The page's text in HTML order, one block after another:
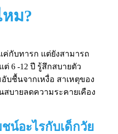
ม?
ค่กับทารก แต่ยังสามารถ
ต่ 6 -12 ปี รู้สึกสบายตัว
บชื้นจากเหงื่อ สาเหตุของ
บายลดความระคายเคือง
น์อะไรกับเด็กวัย